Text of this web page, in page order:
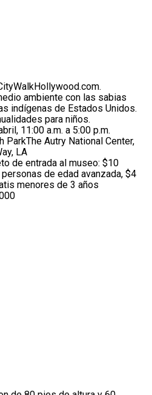
.
ambiente con las sabias
indígenas de Estados Unidos.
para niños.
11:00 a.m. a 5:00 p.m.
ParkThe Autry National Center,
LA
de entrada al museo: $10
de edad avanzada, $4
menores de 3 años